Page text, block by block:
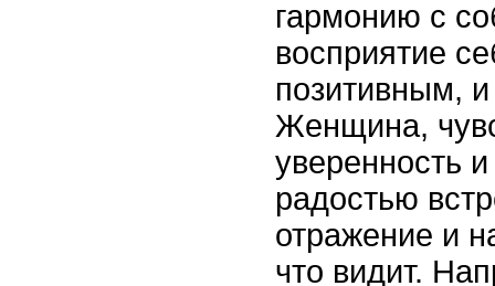
гармонию с
восприятие
позитивным,
Женщина,
уверенность и
радостью
отражение и
что видит.